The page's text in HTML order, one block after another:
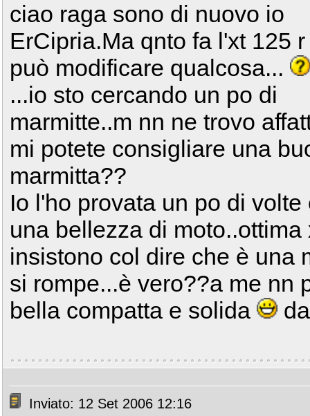
ciao raga sono di nuovo io
ErCipria.Ma qnto fa l'xt 125
può modificare qualcosa...
...io sto cercando un po di
marmitte..m nn ne trovo
mi potete consigliare una
marmitta??
Io l'ho provata un po di volte
una bellezza di
insistono col dire che è una
si rompe...è vero??a me nn
bella compatta e solida
Inviato: 12 Set 2006 12:16